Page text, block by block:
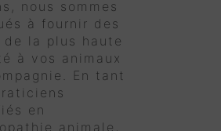
nous sommes
à fournir des
de la plus haute
à vos animaux
En tant
en
animale,